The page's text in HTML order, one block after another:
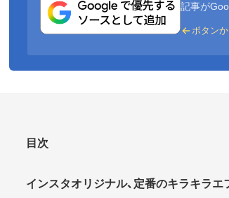
記事が
ボタン
目次
インスタオリジナル、定番のキラキラエ